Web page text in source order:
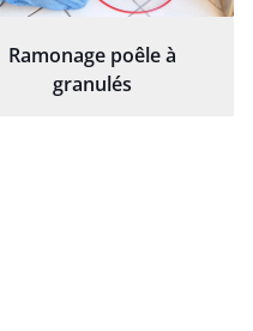
Ramonage poêle à
granulés